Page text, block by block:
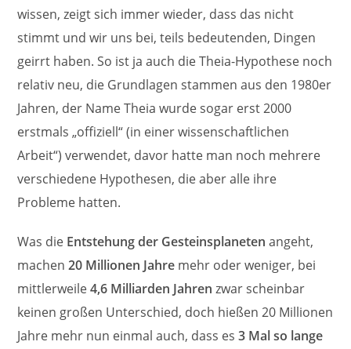
wissen, zeigt sich immer wieder, dass das nicht
stimmt und wir uns bei, teils bedeutenden, Dingen
geirrt haben. So ist ja auch die Theia-Hypothese noch
relativ neu, die Grundlagen stammen aus den 1980er
Jahren, der Name Theia wurde sogar erst 2000
erstmals „offiziell“ (in einer wissenschaftlichen
Arbeit“) verwendet, davor hatte man noch mehrere
verschiedene Hypothesen, die aber alle ihre
Probleme hatten.
Was die Entstehung der Gesteinsplaneten angeht,
machen20 Millionen Jahre mehr oder weniger, bei
mittlerweile4,6 Milliarden Jahren zwar scheinbar
keinen großen Unterschied, doch hießen 20 Millionen
Jahre mehr nun einmal auch, dass es3 Mal so lange